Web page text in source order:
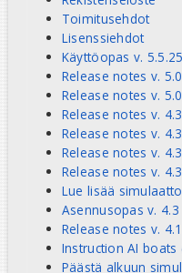
Toimitusehdot
Lisenssiehdot
Käyttöopas v.
Release notes v.
Release notes v.
Release notes v.
Release notes v.
Release notes v.
Release notes v.
Lue lisää
Asennusopas v.
Release notes v.
Instruction AI boats
Päästä alkuun